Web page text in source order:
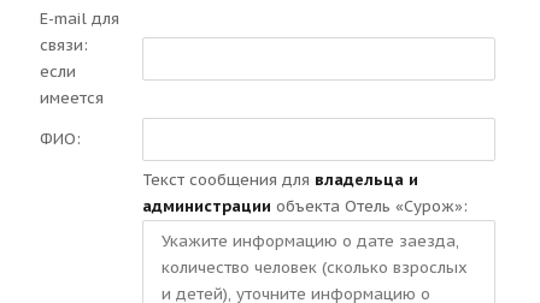
E-mail для
связи:
если
имеется
ФИО:
Текст сообщения для владельца и
администрации объекта Отель «Сурож»: